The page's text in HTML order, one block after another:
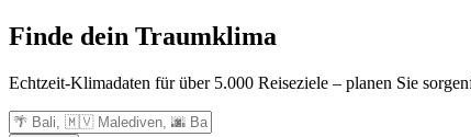
Finde dein Traumklima
Echtzeit-Klimadaten für über 5.000 Reiseziele – planen Sie